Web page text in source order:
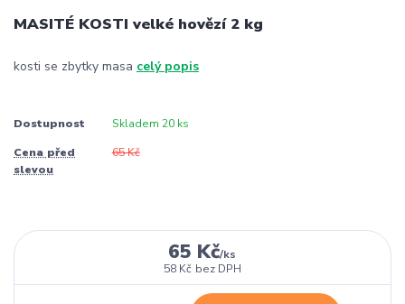
MASITÉ KOSTI velké hovězí 2 kg
kosti se zbytky masa celý popis
Dostupnost Skladem 20 ks
Cena před
slevou
65 Kč
65 Kč/ks
58 Kč bez DPH